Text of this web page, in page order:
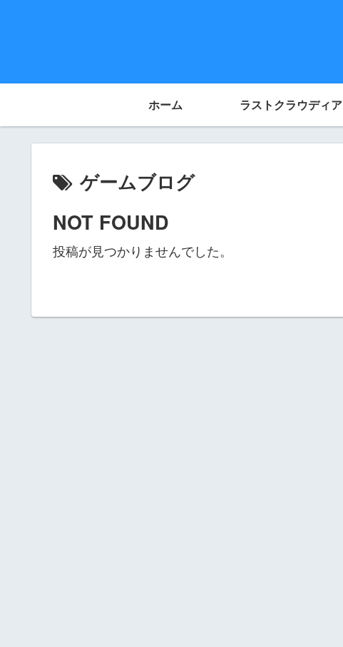
ホーム ラストクラウディア
ゲームブログ
NOT FOUND
投稿が見つかりませんでした。